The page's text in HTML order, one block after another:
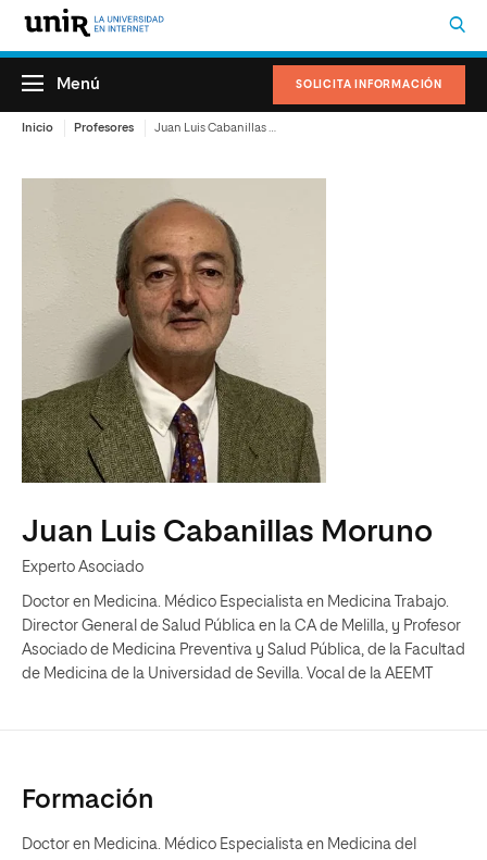
SOLICITA INFORMACIÓN
Menú
Inicio Profesores
Juan Luis Cabanillas Moruno
Experto Asociado
Doctor en Medicina. Médico Especialista en Medicina Trabajo.
Director General de Salud Pública en la CA de Melilla, y Profesor
Asociado de Medicina Preventiva y Salud Pública, de la Facultad
de Medicina de la Universidad de Sevilla. Vocal de la AEEMT
Formación
Doctor en Medicina. Médico Especialista en Medicina del